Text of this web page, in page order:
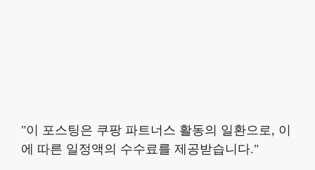
"이 포스팅은 쿠팡 파트너스 활동의 일환으로, 이
에 따른 일정액의 수수료를 제공받습니다."